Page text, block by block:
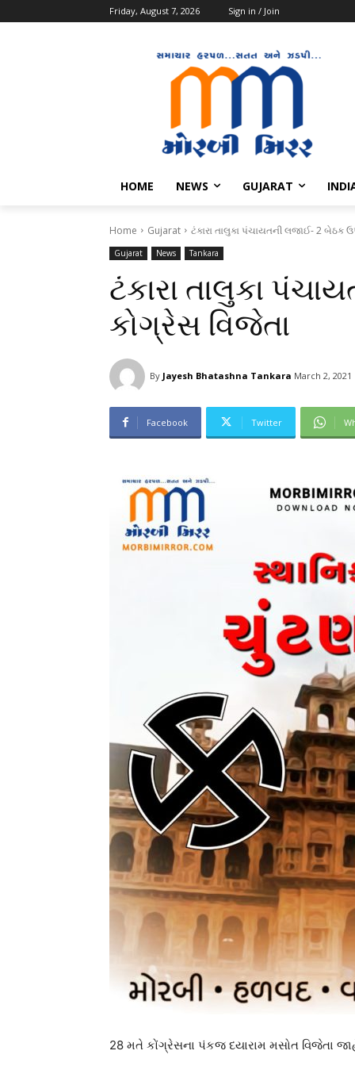
Friday, August 7, 2026 Sign in / Join
HOME NEWS GUJARAT
Home Gujarat ટંકારા તાલુકા પંચાયતની લજાઈ- 2 બેઠક
Gujarat News Tankara
ટંકારા તાલુકા
કોગ્રેસ વિજેતા
By Jayesh Bhatashna Tankara March 2, 2021
Facebook Twitter
28 મતે કોંગ્રેસના પંકજ દયારામ મસોત વિજેતા